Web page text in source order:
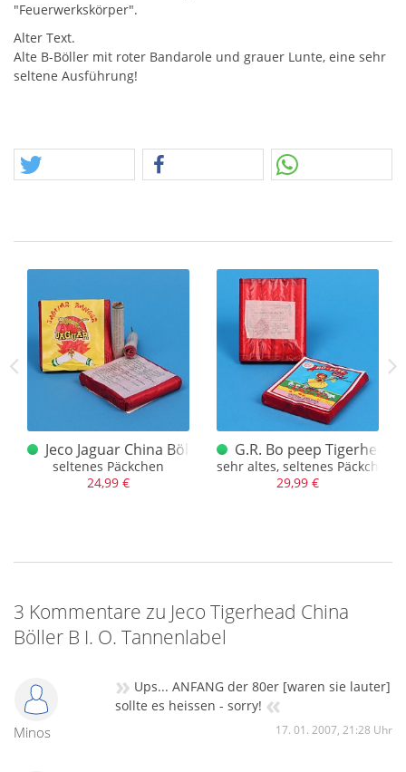
"Feuerwerkskörper".
Alter Text.
Alte B-Böller mit roter Bandarole und grauer Lunte, eine sehr
seltene Ausführung!
B
Label
Jeco Jaguar China Böller A selten
seltenes Päckchen
24,99 €
G.R. Bo peep Tigerhead
sehr altes, seltenes Päckchen
29,99 €
3 Kommentare zu Jeco Tigerhead China
Böller B I. O. Tannenlabel
Minos
» Ups... ANFANG der 80er [waren sie lauter]
sollte es heissen - sorry! «
17. 01. 2007, 21:28 Uhr